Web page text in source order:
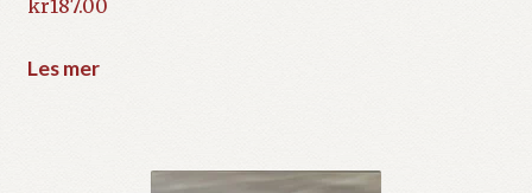
kr187.00
Les mer